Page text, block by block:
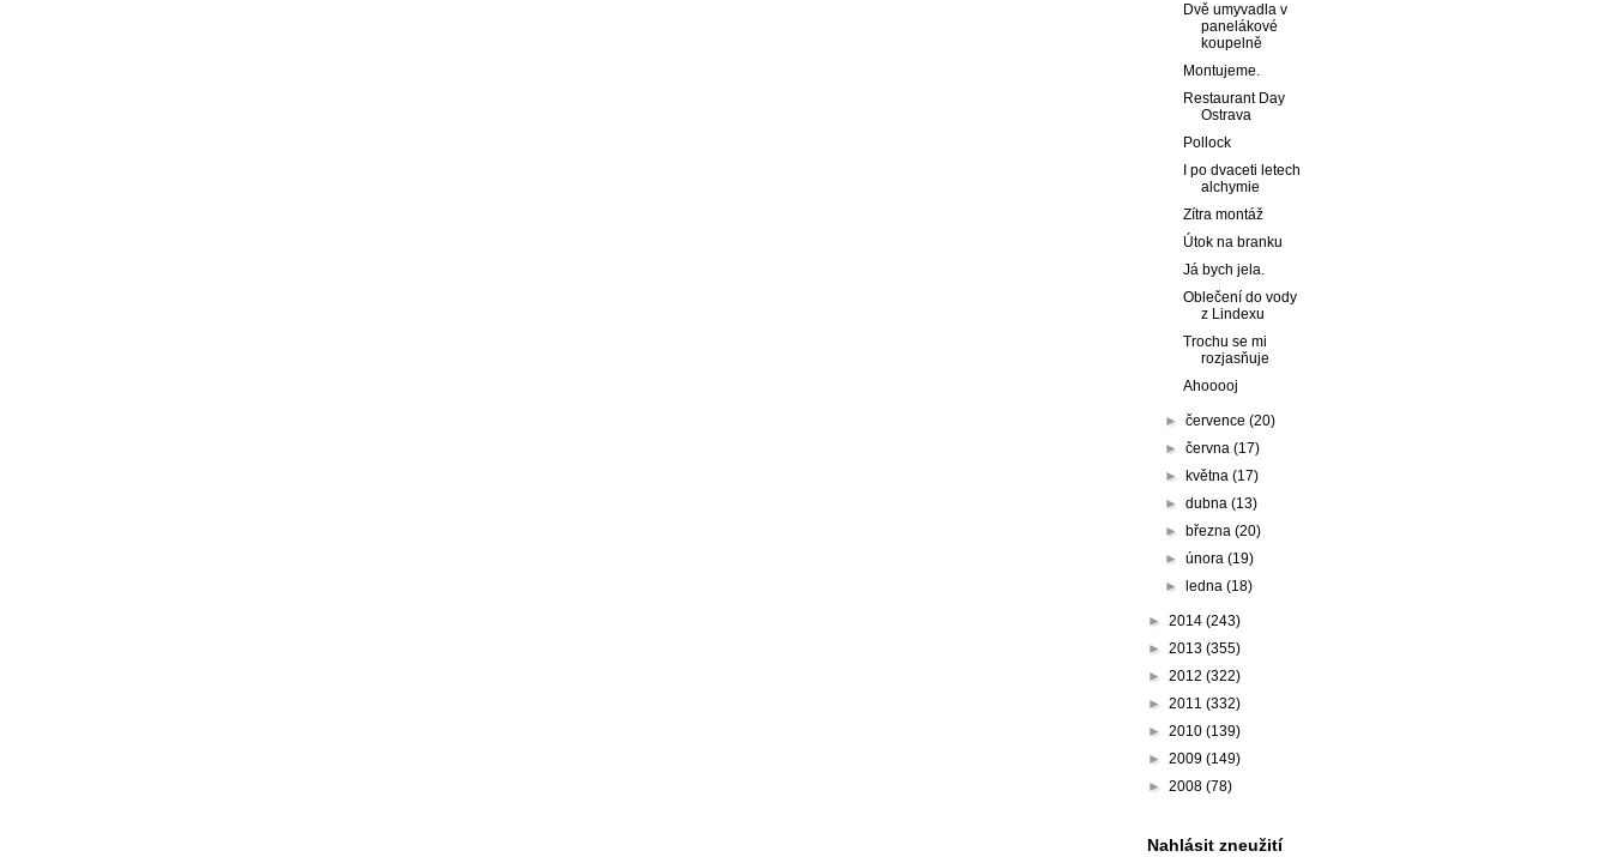
Dvě umyvadla v
panelákové
koupelně
Montujeme.
Restaurant Day
Ostrava
Pollock
I po dvaceti letech
alchymie
Zítra montáž
Útok na branku
Já bych jela.
Oblečení do vody
z Lindexu
Trochu se mi
rozjasňuje
Ahooooj
►července(20)
►června(17)
► května(17)
►dubna(13)
► března(20)
►února(19)
►
ledna(18)
► 2014 (243)
► 2013 (355)
► 2012 (322)
► 2011 (332)
► 2010 (139)
► 2009 (149)
► 2008 (78)
Nahlásit zneužití